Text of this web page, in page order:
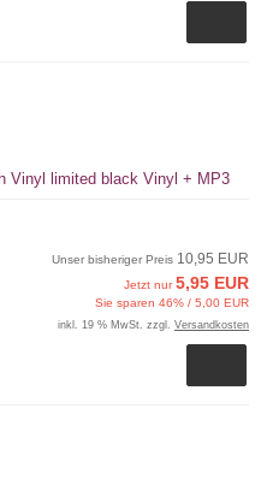
Vinyl limited black Vinyl + MP3
Unser bisheriger Preis 10,95 EUR
Jetzt nur5,95 EUR
Sie sparen 46% / 5,00 EUR
inkl. 19 % MwSt. zzgl. Versandkosten